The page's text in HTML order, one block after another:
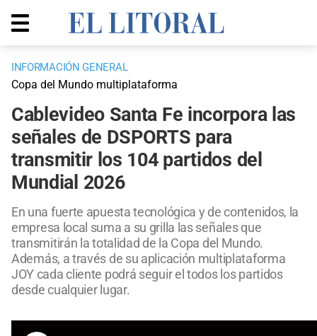
INFORMACIÓN GENERAL
Copa del Mundo multiplataforma
Cablevideo Santa Fe incorpora las
señales de DSPORTS para
transmitir los 104 partidos del
Mundial 2026
En una fuerte apuesta tecnológica y de contenidos, la
empresa local suma a su grilla las señales que
transmitirán la totalidad de la Copa del Mundo.
Además, a través de su aplicación multiplataforma
JOY cada cliente podrá seguir el todos los partidos
desde cualquier lugar.